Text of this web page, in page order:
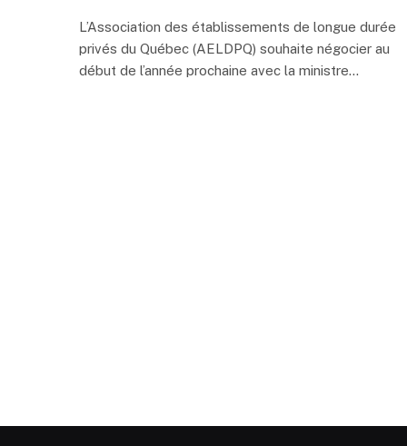
L’Association des établissements de longue durée
privés du Québec (AELDPQ) souhaite négocier au
début de l’année prochaine avec la ministre…